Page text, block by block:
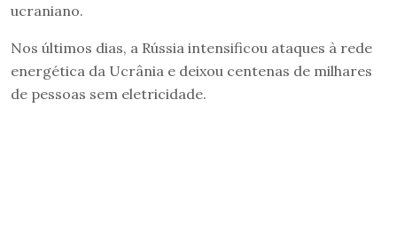
ucraniano.
Nos últimos dias, a Rússia intensificou ataques à rede
energética da Ucrânia e deixou centenas de milhares
de pessoas sem eletricidade.